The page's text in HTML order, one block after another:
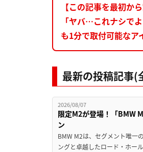
【この記事を最初から
「ヤバ…これナシで
も1分で取付可能なア
最新の投稿記事(
2026/08/07
限定M2が登場！「BMW
ン
BMW M2は、セグメント唯一
ングと卓越したロード・ホー